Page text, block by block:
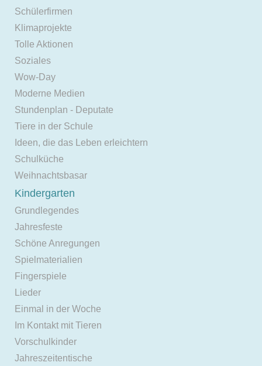
Schülerfirmen
Klimaprojekte
Tolle Aktionen
Soziales
Wow-Day
Moderne Medien
Stundenplan - Deputate
Tiere in der Schule
Ideen, die das Leben erleichtern
Schulküche
Weihnachtsbasar
Kindergarten
Grundlegendes
Jahresfeste
Schöne Anregungen
Spielmaterialien
Fingerspiele
Lieder
Einmal in der Woche
Im Kontakt mit Tieren
Vorschulkinder
Jahreszeitentische